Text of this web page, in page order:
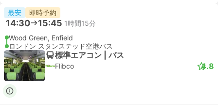
即時予約
19:05 19:59 54分
リバプールストリート駅, ロンドン
London Stansted Airport
スタンダード | 列車
Stansted Express